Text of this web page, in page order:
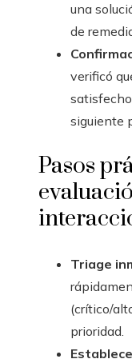
una
de
verificó
siguiente
Pasos
Triage
(crítico/
prioridad.